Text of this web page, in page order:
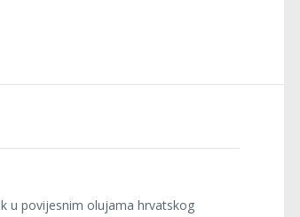
u povijesnim olujama hrvatskog